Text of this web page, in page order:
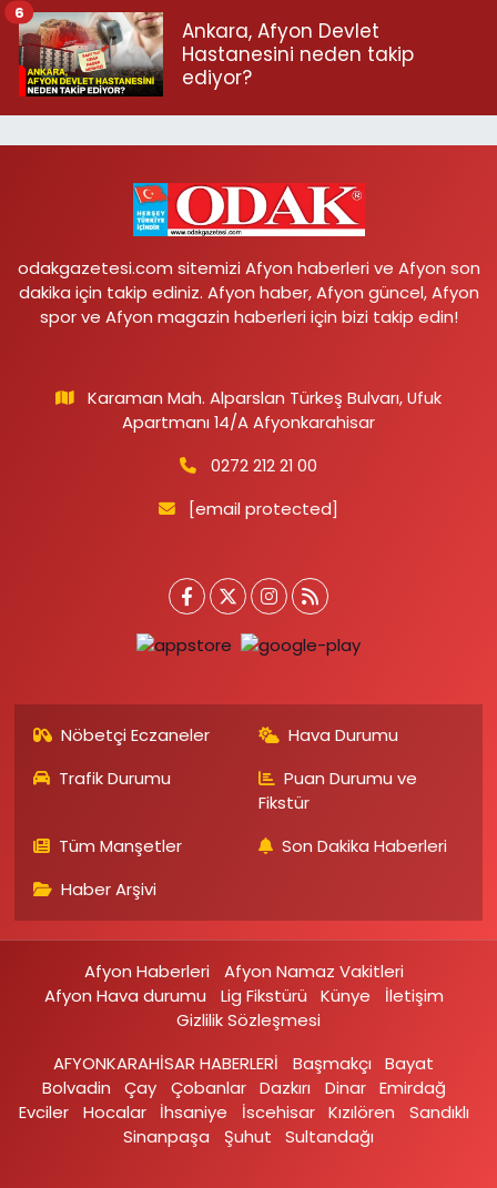
Ankara, Afyon Devlet
Hastanesini neden takip
ediyor?
6
odakgazetesi.com sitemizi Afyon haberleri ve Afyon son
dakika için takip ediniz. Afyon haber, Afyon güncel, Afyon
spor ve Afyon magazin haberleri için bizi takip edin!
Karaman Mah. Alparslan Türkeş Bulvarı, Ufuk
Apartmanı 14/A Afyonkarahisar
0272 212 21 00
[email protected]
Nöbetçi Eczaneler
Hava Durumu
Trafik Durumu
Puan Durumu ve
Fikstür
Tüm Manşetler
Son Dakika Haberleri
Haber Arşivi
Afyon Haberleri
Afyon Namaz Vakitleri
Afyon Hava durumu
Lig Fikstürü Künye
İletişim
Gizlilik Sözleşmesi
AFYONKARAHİSAR HABERLERİ
Başmakçı
Bayat
Bolvadin
Çay Çobanlar Dazkırı Dinar Emirdağ‎
Evciler‎
Hocalar İhsaniye‎ İscehisar Kızılören‎
Sandıklı‎
Sinanpaşa
Şuhut Sultandağı